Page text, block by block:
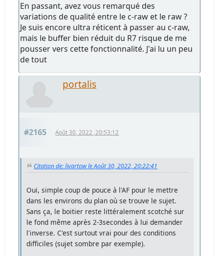
En passant, avez vous remarqué des
variations de qualité entre le c-raw et le raw ?
Je suis encore ultra réticent à passer au c-raw,
mais le buffer bien réduit du R7 risque de me
pousser vers cette fonctionnalité. J'ai lu un peu
de tout
portalis
#2165 Août 30, 2022, 20:53:12
Citation de: livartow le Août 30, 2022, 20:22:41
Oui, simple coup de pouce à l'AF pour le mettre
dans les environs du plan où se trouve le sujet.
Sans ça, le boitier reste littéralement scotché sur
le fond même après 2-3secondes à lui demander
l'inverse. C'est surtout vrai pour des conditions
difficiles (sujet sombre par exemple).